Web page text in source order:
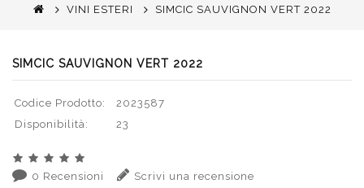
VINI ESTERI SIMCIC SAUVIGNON VERT 2022
SIMCIC SAUVIGNON VERT 2022
Codice Prodotto:
2023587
Disponibilità:
23
0 Recensioni Scrivi una recensione